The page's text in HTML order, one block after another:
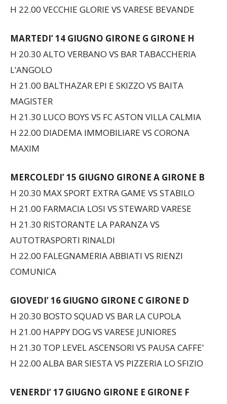
H 22.00 VECCHIE GLORIE VS VARESE BEVANDE
MARTEDI’ 14 GIUGNO GIRONE G GIRONE H
H 20.30 ALTO VERBANO VS BAR TABACCHERIA
L’ANGOLO
H 21.00 BALTHAZAR EPI E SKIZZO VS BAITA
MAGISTER
H 21.30 LUCO BOYS VS FC ASTON VILLA CALMIA
H 22.00 DIADEMA IMMOBILIARE VS CORONA
MAXIM
MERCOLEDI’ 15 GIUGNO GIRONE A GIRONE B
H 20.30 MAX SPORT EXTRA GAME VS STABILO
H 21.00 FARMACIA LOSI VS STEWARD VARESE
H 21.30 RISTORANTE LA PARANZA VS
AUTOTRASPORTI RINALDI
H 22.00 FALEGNAMERIA ABBIATI VS RIENZI
COMUNICA
GIOVEDI’ 16 GIUGNO GIRONE C GIRONE D
H 20.30 BOSTO SQUAD VS BAR LA CUPOLA
H 21.00 HAPPY DOG VS VARESE JUNIORES
H 21.30 TOP LEVEL ASCENSORI VS PAUSA CAFFE’
H 22.00 ALBA BAR SIESTA VS PIZZERIA LO SFIZIO
VENERDI’ 17 GIUGNO GIRONE E GIRONE F